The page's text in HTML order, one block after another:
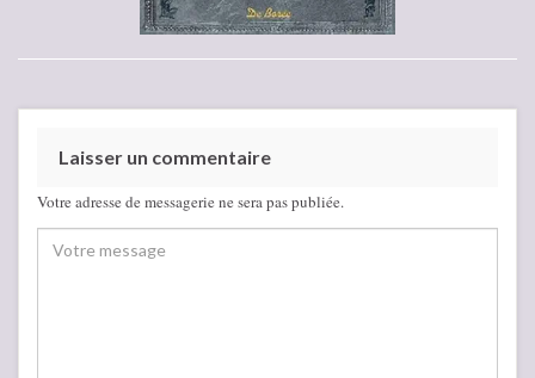
Laisser un commentaire
Votre adresse de messagerie ne sera pas publiée.